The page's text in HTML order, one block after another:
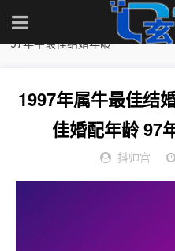
首页
» 1997年属牛最佳
97年牛最佳结婚年龄
1997年属牛最佳结
佳婚配年龄 97
抖帅宫